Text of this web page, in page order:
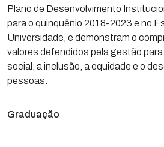
Plano de Desenvolvimento
para o quinquênio 2018-2023 e no
Universidade, e demonstram o
valores defendidos pela gestão
social, a inclusão, a equidade e o
pessoas.
Graduação